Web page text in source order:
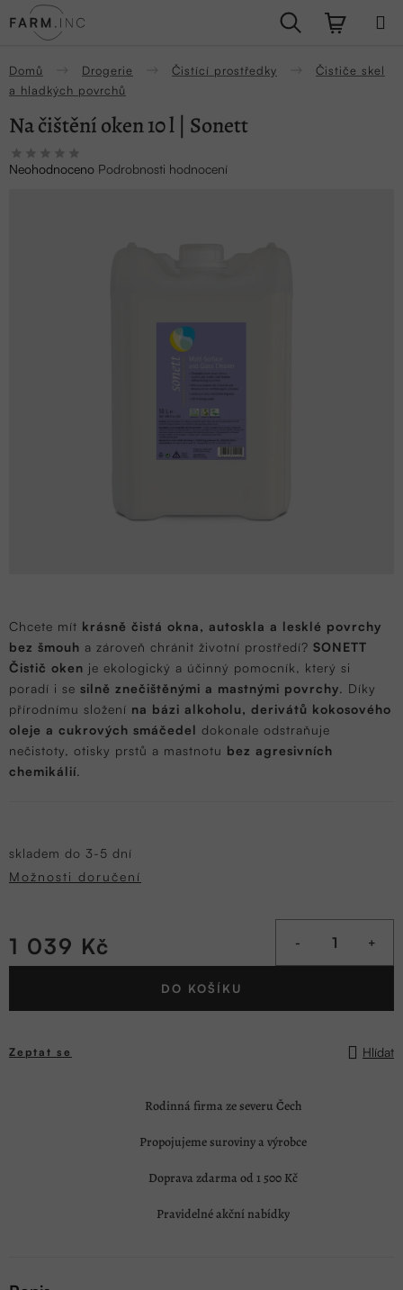
na
Hledat
Domů Drogerie Čistící prostředky
Čističe skel
a hladkých povrchů
Chcete mít krásně čistá okna, autoskla a lesklé povrchy
bez šmouh a zároveň chránit životní prostředí? SONETT
Čistič oken je ekologický a účinný pomocník, který si
poradí i se silně znečištěnými a mastnými povrchy. Díky
přírodnímu složení na bázi alkoholu, derivátů kokosového
oleje a cukrových smáčedel dokonale odstraňuje
nečistoty, otisky prstů a mastnotu bez agresivních
chemikálií.
skladem do 3-5 dní
Možnosti doručení
1 039 Kč
Měrná
DO KOŠÍKU
Zeptat se Hlídat
Na čištění oken 10 l | Sonett
Průměrné
hodnocení
Neohodnoceno Podrobnosti hodnocení
Rodinná firma ze severu Čech
Propojujeme suroviny a výrobce
Doprava zdarma od 1 500 Kč
Pravidelné akční nabídky